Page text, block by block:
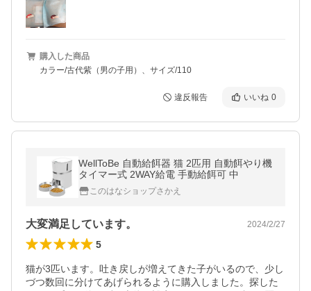
購入した商品
カラー/古代紫（男の子用）、サイズ/110
違反報告 いいね 0
WellToBe 自動給餌器 猫 2匹用 自動餌やり機
タイマー式 2WAY給電 手動給餌可 中
このはなショップさかえ
大変満足しています。 2024/2/27
5
猫が3匹います。吐き戻しが増えてきた子がいるので、少し
づつ数回に分けてあげられるように購入しました。探した